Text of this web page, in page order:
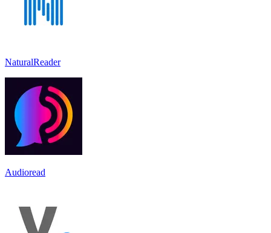
NaturalReader
Audioread